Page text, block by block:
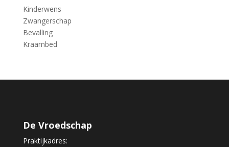
Kinderwens
Zwangerschap
Bevalling
Kraambed
De Vroedschap
Praktijkadres: